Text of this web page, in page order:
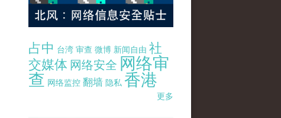
占中 台湾 审查 微博 新闻自由 社
交媒体 网络安全 网络审
查 网络监控 翻墙 隐私 香港
更多